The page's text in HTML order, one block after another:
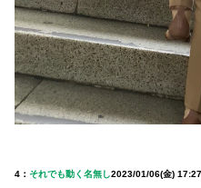
4： それでも動く名無し2023/01/06(金)